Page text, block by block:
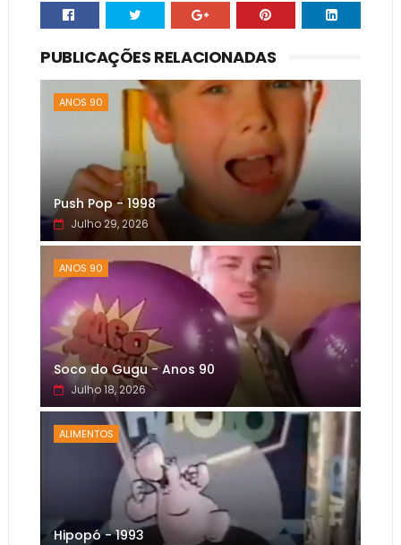
PUBLICAÇÕES RELACIONADAS
ANOS 90
Push Pop - 1998
Julho 29, 2026
ANOS 90
Soco do Gugu - Anos 90
Julho 18, 2026
ALIMENTOS
Hipopó - 1993